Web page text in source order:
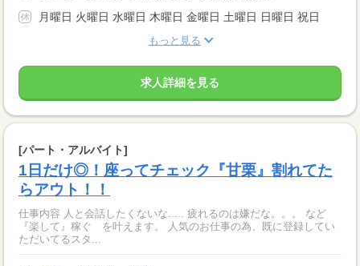
月曜日 火曜日 水曜日 木曜日 金曜日 土曜日 日曜日 祝日
もっと見る
求人詳細を見る
[パート・アルバイト]
1日だけ◎！座ってチェック『甘栗』割れてた
らアウト！！
仕事内容 人と会話したくないな..... 疲れるのは嫌だな。。。 など
『楽して』稼ぐ を叶えます。 人気のお仕事の為、既に登録してい
ただいてるスタ...